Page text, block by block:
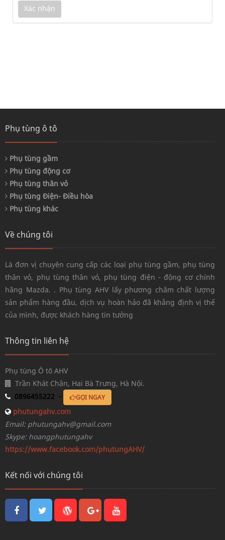
Phụ tùng ô tô
Phụ tùng gầm
Phụ tùng động cơ
Phụ tùng thân vỏ
Phụ tùng Điện- Điều hòa
Phụ tùng khác
Về chúng tôi
Là đơn vị chuyên cung cấp các loại phụ tùng gầm, phụ tùng
thân vỏ, phụ tùng thân vỏ, phụ tùng điện - động cơ chính
hãng Mazda. . Phụ tùng AHV lấy phương châm chất lượng
sản phẩm hàng đầu, dịch vụ hoàn hảo đã khẳng định vị thế
của mình, được khách hàng tin tưởng
Thông tin liên hệ
Phụ tùng Ô tô AHV
Trần Khát Chân, Hai Bà Trưng, Hà Nội.
0896455222 -
GỌI NGAY
phutungahv.com
Email: phutungahv@gmail.com
Skype: hoangphutungahv
https://www.facebook.com/phutungAHV/
Kết nối với chúng tôi